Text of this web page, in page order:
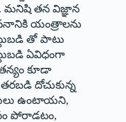
మనిషి తన విజ్ఞాన
యంత్రాలను
తో పాటు
ఏవిధంగా
కూడా
దోచుకున్న
ఉంటాయని,
పోరాడటం,